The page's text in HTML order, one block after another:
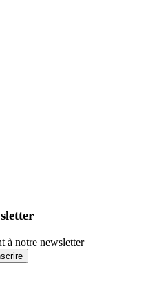
à notre newsletter